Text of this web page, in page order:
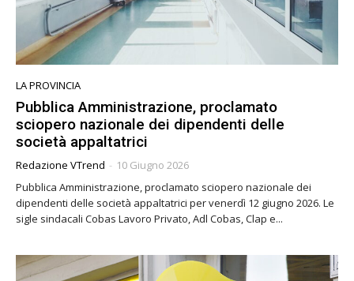
LA PROVINCIA
Pubblica Amministrazione, proclamato
sciopero nazionale dei dipendenti delle
società appaltatrici
Redazione VTrend - 10 Giugno 2026
Pubblica Amministrazione, proclamato sciopero nazionale dei
dipendenti delle società appaltatrici per venerdì 12 giugno 2026. Le
sigle sindacali Cobas Lavoro Privato, Adl Cobas, Clap e...